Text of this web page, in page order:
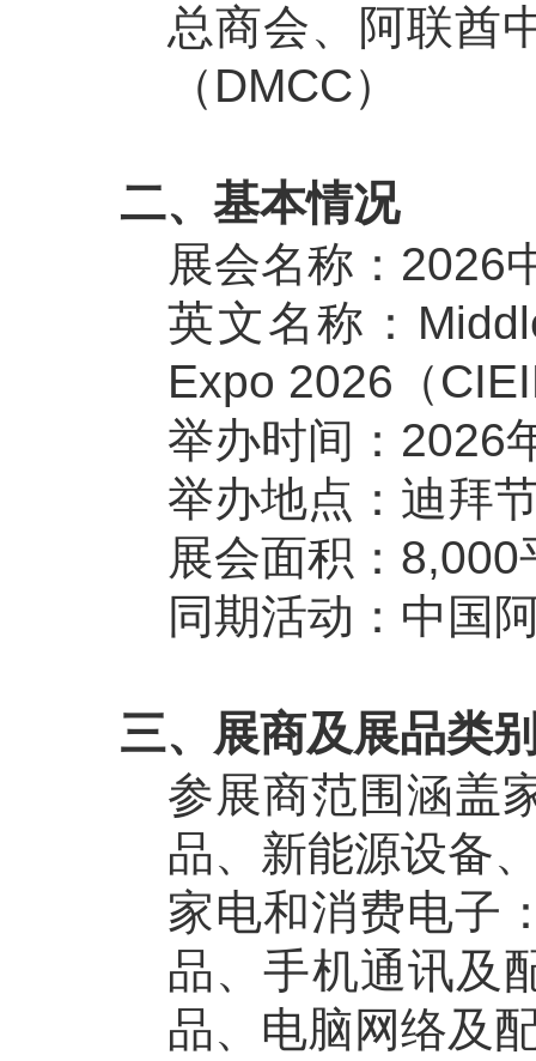
总商会、阿联酋
（DMCC）
二、基本情况
展会名称：2026
英文名称：
Expo 2026（
举办时间：2026
举办地点：迪拜
展会面积：8,000
同期活动：中国
三、展商及展品类
参展商范围涵盖
品、新能源设备
家电和消费电子
品、手机通讯及
品、电脑网络及